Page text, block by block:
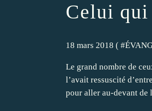
Celui qui
18 mars 2018 ( #
Le grand nombre de
l’avait ressuscité
pour aller au-devant de